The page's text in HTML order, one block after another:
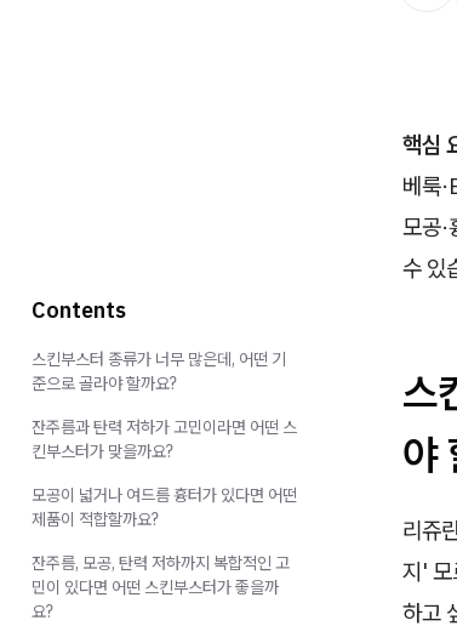
핵심
베룩
모공
수 있
스
야
리쥬
지' 모
하고
Contents
스킨부스터 종류가 너무 많은데, 어떤 기
준으로 골라야 할까요?
잔주름과 탄력 저하가 고민이라면 어떤 스
킨부스터가 맞을까요?
모공이 넓거나 여드름 흉터가 있다면 어떤
제품이 적합할까요?
잔주름, 모공, 탄력 저하까지 복합적인 고
민이 있다면 어떤 스킨부스터가 좋을까
요?